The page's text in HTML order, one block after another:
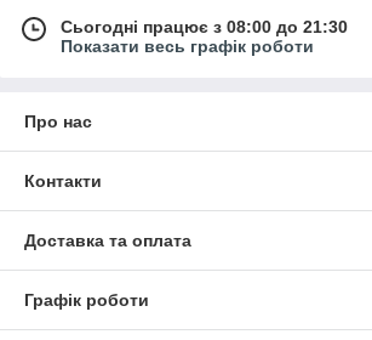
Сьогодні працює з 08:00 до 21:30
Показати весь графік роботи
Про нас
Контакти
Доставка та оплата
Графік роботи